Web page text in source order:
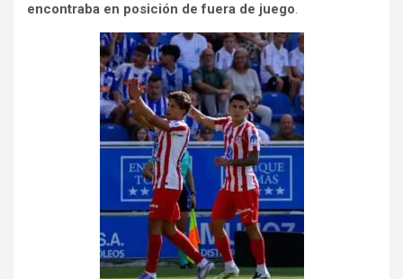
encontraba en posición de fuera de juego.